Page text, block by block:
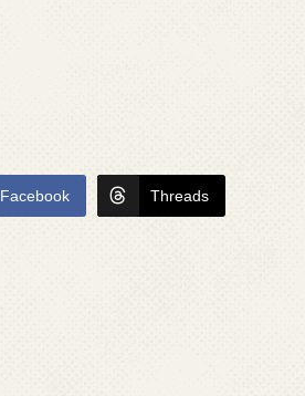
Facebook Threads